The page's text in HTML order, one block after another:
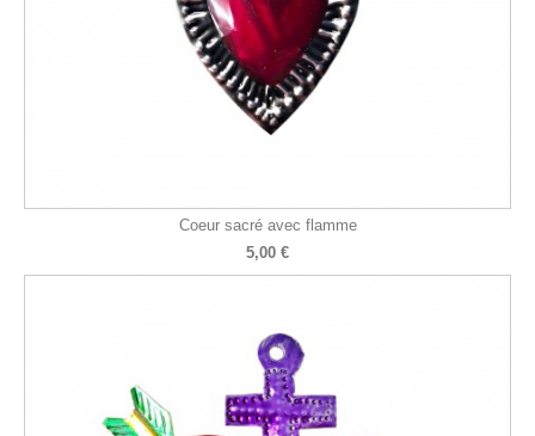
Coeur sacré avec flamme
5,00 €